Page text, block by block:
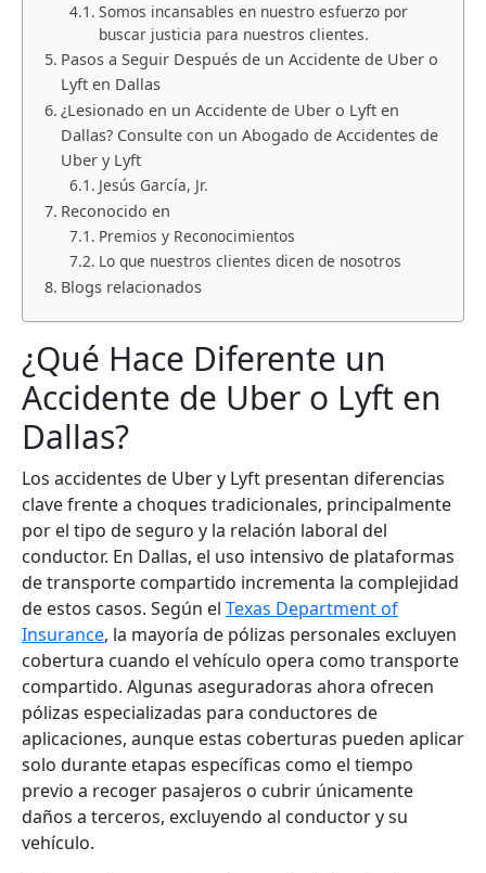
Somos incansables en nuestro esfuerzo por
buscar justicia para nuestros clientes.
Pasos a Seguir Después de un Accidente de Uber o
Lyft en Dallas
¿Lesionado en un Accidente de Uber o Lyft en
Dallas? Consulte con un Abogado de Accidentes de
Uber y Lyft
Jesús García, Jr.
Reconocido en
Premios y Reconocimientos
Lo que nuestros clientes dicen de nosotros
Blogs relacionados
¿Qué Hace Diferente un
Accidente de Uber o Lyft en
Dallas?
Los accidentes de Uber y Lyft presentan diferencias
clave frente a choques tradicionales, principalmente
por el tipo de seguro y la relación laboral del
conductor. En Dallas, el uso intensivo de plataformas
de transporte compartido incrementa la complejidad
de estos casos. Según el Texas Department of
Insurance, la mayoría de pólizas personales excluyen
cobertura cuando el vehículo opera como transporte
compartido. Algunas aseguradoras ahora ofrecen
pólizas especializadas para conductores de
aplicaciones, aunque estas coberturas pueden aplicar
solo durante etapas específicas como el tiempo
previo a recoger pasajeros o cubrir únicamente
daños a terceros, excluyendo al conductor y su
vehículo.